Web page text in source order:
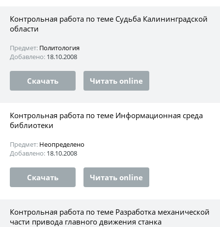
Контрольная работа по теме Судьба Калининградской
области
Предмет: Политология
Добавлено: 18.10.2008
Скачать Читать online
Контрольная работа по теме Информационная среда
библиотеки
Предмет: Неопределено
Добавлено: 18.10.2008
Скачать Читать online
Контрольная работа по теме Разработка механической
части привода главного движения станка